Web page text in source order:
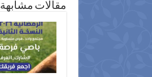
مقالات مشابهة